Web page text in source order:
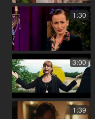
1:30
3:00
1:39